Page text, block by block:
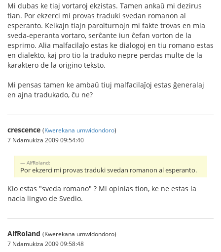
Mi dubas ke tiaj vortaroj ekzistas. Tamen ankaŭ mi dezirus
tian. Por ekzerci mi provas traduki svedan romanon al
esperanto. Kelkajn tiajn parolturnojn mi fakte trovas en mia
sveda-eperanta vortaro, serĉante iun ĉefan vorton de la
esprimo. Alia malfacilaĵo estas ke dialogoj en tiu romano estas
en dialekto, kaj pro tio la traduko nepre perdas multe de la
karaktero de la origino teksto.
Mi pensas tamen ke ambaŭ tiuj malfacilaĵoj estas ĝeneralaj
en ajna tradukado, ĉu ne?
crescence (Kwerekana umwidondoro)
7 Ndamukiza 2009 09:54:40
AlfRoland:
Por ekzerci mi provas traduki svedan romanon al esperanto.
Kio estas "sveda romano" ? Mi opinias tion, ke ne estas la
nacia lingvo de Svedio.
AlfRoland (Kwerekana umwidondoro)
7 Ndamukiza 2009 09:58:48